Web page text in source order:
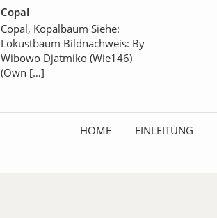
Copal
Copal, Kopalbaum Siehe:
Lokustbaum Bildnachweis: By
Wibowo Djatmiko (Wie146)
(Own […]
HOME EINLEITUNG